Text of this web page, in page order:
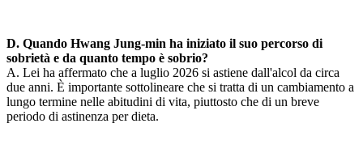
D. Quando Hwang Jung-min ha iniziato il suo percorso di
sobrietà e da quanto tempo è sobrio?
A. Lei ha affermato che a luglio 2026 si astiene dall'alcol da circa
due anni. È importante sottolineare che si tratta di un cambiamento a
lungo termine nelle abitudini di vita, piuttosto che di un breve
periodo di astinenza per dieta.